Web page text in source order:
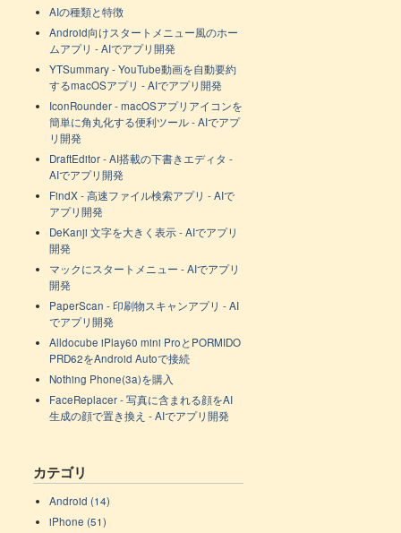
AIの種類と特徴
Android向けスタートメニュー風のホー
ムアプリ - AIでアプリ開発
YTSummary - YouTube動画を自動要約
するmacOSアプリ - AIでアプリ開発
IconRounder - macOSアプリアイコンを
簡単に角丸化する便利ツール - AIでアプ
リ開発
DraftEditor - AI搭載の下書きエディタ -
AIでアプリ開発
FindX - 高速ファイル検索アプリ - AIで
アプリ開発
DeKanji 文字を大きく表示 - AIでアプリ
開発
マックにスタートメニュー - AIでアプリ
開発
PaperScan - 印刷物スキャンアプリ - AI
でアプリ開発
Alldocube iPlay60 mini ProとPORMIDO
PRD62をAndroid Autoで接続
Nothing Phone(3a)を購入
FaceReplacer - 写真に含まれる顔をAI
生成の顔で置き換え - AIでアプリ開発
カテゴリ
Android (14)
iPhone (51)